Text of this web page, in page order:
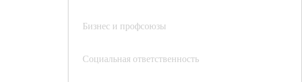
Бизнес и профсоюзы
Социальная ответственность